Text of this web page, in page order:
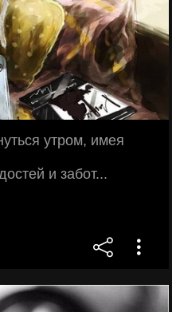
утром, имея
и забот...